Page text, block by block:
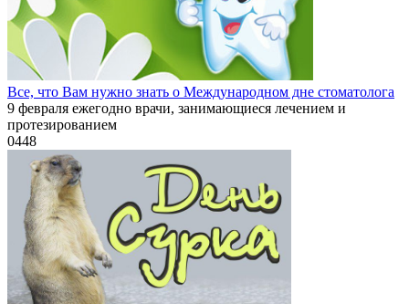
Все, что Вам нужно знать о Международном дне стоматолога
9 февраля ежегодно врачи, занимающиеся лечением и
протезированием
0448